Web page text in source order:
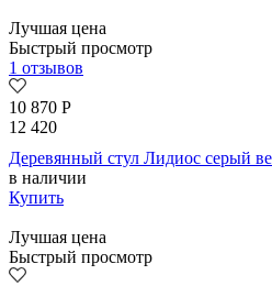
Лучшая цена
Быстрый просмотр
1 отзывов
10 870 Р
12 420
Деревянный стул Лидиос серый
в наличии
Купить
Лучшая цена
Быстрый просмотр